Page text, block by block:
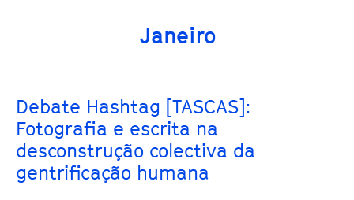
Janeiro
Debate Hashtag [TASCAS]:
Fotografia e escrita na
desconstrução colectiva da
gentrificação humana